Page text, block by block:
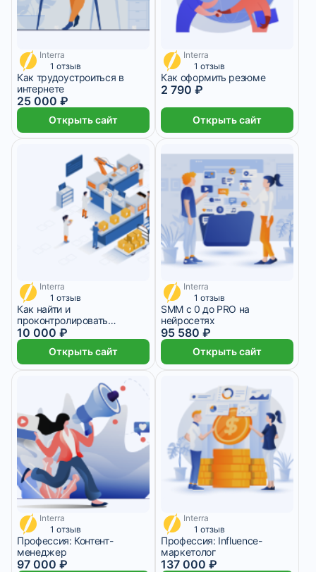
2 083 ₽/мес
Interra
1 отзыв
Как трудоустроиться в
интернете
25 000 ₽
Открыть сайт
698 ₽/мес
Interra
1 отзыв
Как оформить резюме
2 790 ₽
Открыть сайт
2 500 ₽/мес
Interra
1 отзыв
Как найти и
проконтролировать
подрядчиков
10 000 ₽
Открыть сайт
2 950 ₽/мес
Interra
1 отзыв
SMM c 0 до PRO на
нейросетях
95 580 ₽
Открыть сайт
4 042 ₽/мес
Interra
1 отзыв
Профессия: Контент-
менеджер
97 000 ₽
5 708 ₽/мес
Interra
1 отзыв
Профессия: Influence-
маркетолог
137 000 ₽